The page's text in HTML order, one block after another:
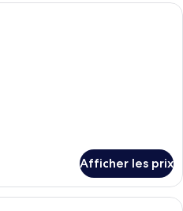
Chambre, 2 grands lits, patio |
Afficher les prix
Literie de qualité, lit avec matelas à